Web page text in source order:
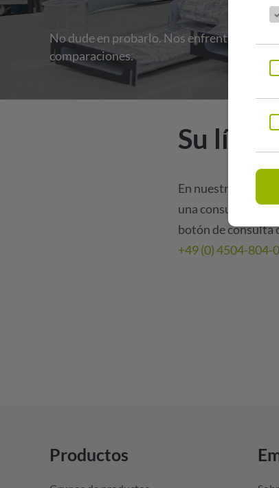
No dude en probarlo. Nos enfrentamos a
comparaciones.
Su
En nuestro sitio
una consulta
botón de consulta
+49 (0) 4504-804-0
Productos